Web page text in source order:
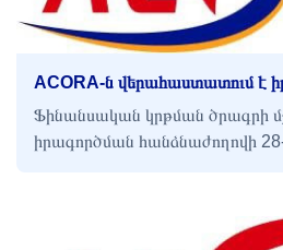
ACORA-ն վերահաստատում է իր
ֆինանսական գրագիտությանը՝
Կենտրոնական բանկի կողմից
քննար...
Ֆինանսական կրթման ծրագրի
իրագործման հանձնաժողովի